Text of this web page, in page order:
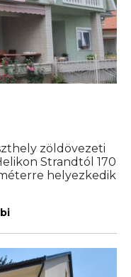
zöldövezeti
Strandtól 170
helyezkedik